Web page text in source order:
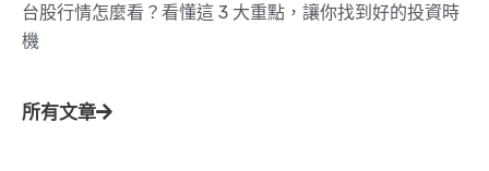
台股行情怎麼看？看懂這 3 大重點，讓你找到好的投資時
機
所有文章